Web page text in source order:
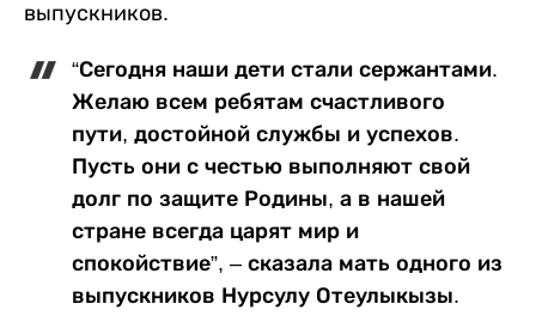
выпускников.
“Сегодня наши дети стали сержантами.
Желаю всем ребятам счастливого
пути, достойной службы и успехов.
Пусть они с честью выполняют свой
долг по защите Родины, а в нашей
стране всегда царят мир и
спокойствие”, – сказала мать одного из
выпускников Нурсулу Отеулыкызы.